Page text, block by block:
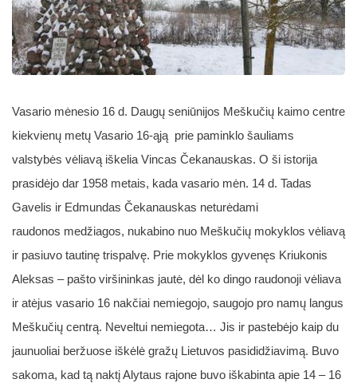
Vasario mėnesio 16 d. Daugų seniūnijos Meškučių kaimo centre
kiekvienų metų Vasario 16-ąją prie paminklo šauliams
valstybės vėliavą iškelia Vincas Čekanauskas. O ši istorija
prasidėjo dar 1958 metais, kada vasario mėn. 14 d. Tadas
Gavelis ir Edmundas Čekanauskas neturėdami
raudonos medžiagos, nukabino nuo Meškučių mokyklos vėliavą
ir pasiuvo tautinę trispalvę. Prie mokyklos gyvenęs Kriukonis
Aleksas – pašto viršininkas jautė, dėl ko dingo raudonoji vėliava
ir atėjus vasario 16 nakčiai nemiegojo, saugojo pro namų langus
Meškučių centrą. Neveltui nemiegota… Jis ir pastebėjo kaip du
jaunuoliai beržuose iškėlė gražų Lietuvos pasididžiavimą. Buvo
sakoma, kad tą naktį Alytaus rajone buvo iškabinta apie 14 – 16